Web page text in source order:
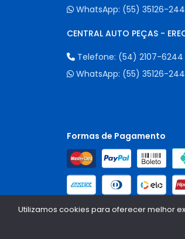
WhatsApp: (55) 35126-244
CENTRAL AUTO PEÇAS -
Telefone: (54) 2107-6244
WhatsApp: (55) 35126-244
Formas de Pagamento
Utilizamos cookies para oferecer melhor